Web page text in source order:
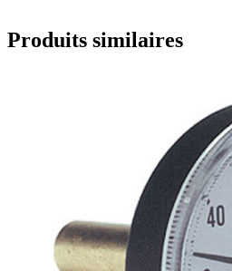
Produits similaires